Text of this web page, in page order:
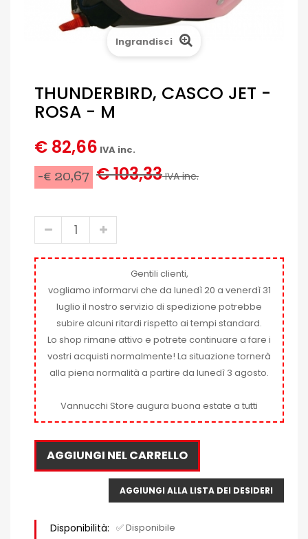
Ingrandisci
THUNDERBIRD, CASCO JET -
ROSA - M
€ 82,66 IVA inc.
-€ 20,67 € 103,33IVA inc.
Gentili clienti,
vogliamo informarvi che da lunedì 20 a venerdì 31
luglio il nostro servizio di spedizione potrebbe
subire alcuni ritardi rispetto ai tempi standard.
Lo shop rimane attivo e potrete continuare a fare i
vostri acquisti normalmente! La situazione tornerà
alla piena normalità a partire da lunedì 3 agosto.
Vannucchi Store augura buona estate a tutti
AGGIUNGI NEL CARRELLO
AGGIUNGI ALLA LISTA DEI DESIDERI
Disponibilità: ✅ Disponibile